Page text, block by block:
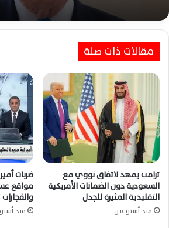
مقالات ذات صلة
ترامب يمهد لاتفاق نووي مع
السعودية دون الضمانات الأمريكية
التقليدية المثيرة للجدل
منذ أسبوعين
ضربات
مواقع
منذ